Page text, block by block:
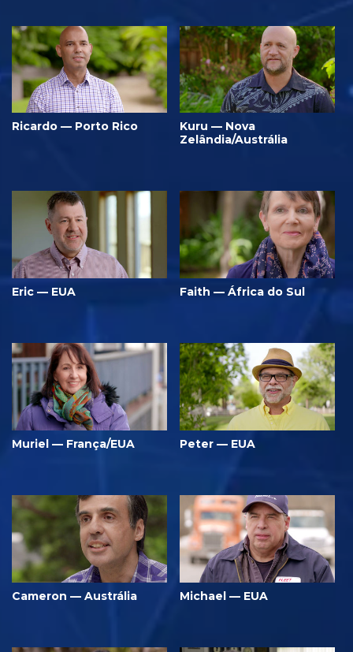
Ricardo — Porto Rico
Kuru — Nova
Zelândia/Austrália
Eric — EUA Faith — África do Sul
Muriel — França/EUA Peter — EUA
Cameron — Austrália Michael — EUA